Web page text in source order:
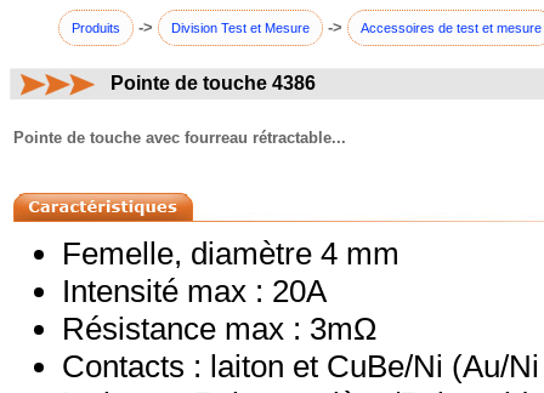
Produits -> Division Test et Mesure -> Accessoires de test et mesure
Pointe de touche 4386
Pointe de touche avec fourreau rétractable...
Femelle, diamètre 4 mm
Intensité max : 20A
Résistance max : 3mΩ
Contacts : laiton et CuBe/Ni (Au/